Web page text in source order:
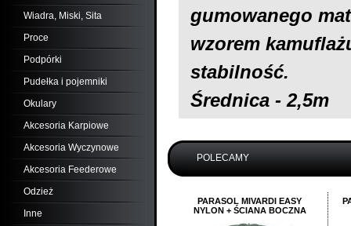
Wiadra, Miski, Sita
Proce
Podpórki
Pudełka i pojemniki
Okulary
Akcesoria Karpiowe
Akcesoria Wyczynowe
Akcesoria Feederowe
Odzież
Inne
gumowanego
wzorem
stabilność.
Średnica - 2,5m
POLECAMY
PARASOL MIVARDI EASY
NYLON + ŚCIANA BOCZNA